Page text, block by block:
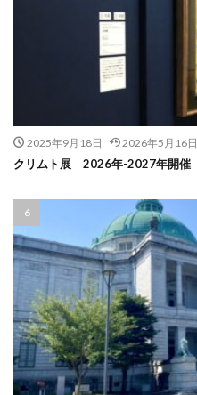
2025年9月18日 2026年5月16日
クリムト展 2026年-2027年開催